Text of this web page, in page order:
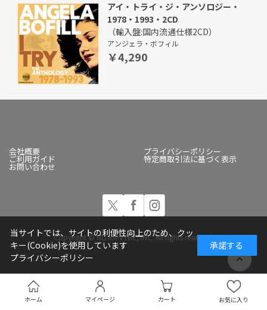
ホーム マイページ カート お気に入り
アイ・トライ・ジ・アンソロジー・
1978・1993・2CD
（輸入盤:国内流通仕様2CD）
アンジェラ・ボフィル
￥4,290
会社概要 プライバシーポリシー
ご利用ガイド 特定商取引法に基づく表示
お問い合わせ
Copyright © ULTRA-VYBE, INC. All rights reserved.
当サイトでは、サイトの利便性向上のため、クッ
キー(Cookie)を使用しています
プライバシーポリシー
承諾する